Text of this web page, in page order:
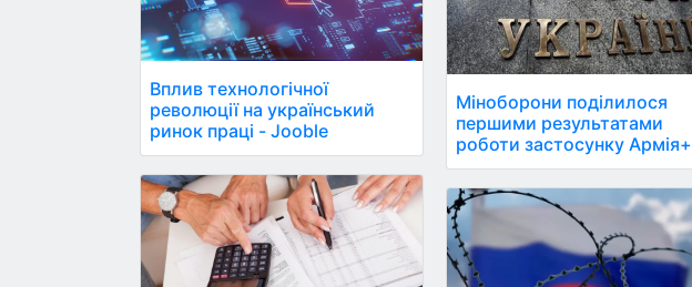
Вплив технологічної
революції на український
ринок праці - Jooble
Міноборони поділилося
першими результатами
роботи застосунку Армія+